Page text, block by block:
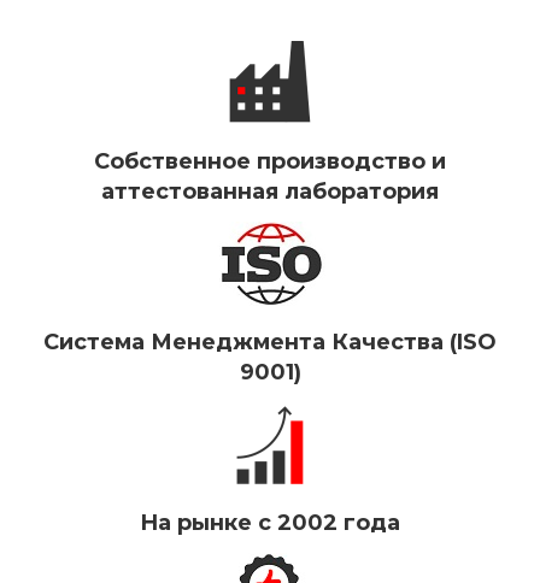
Собственное производство и
аттестованная лаборатория
Система Менеджмента Качества (ISO
9001)
На рынке с 2002 года